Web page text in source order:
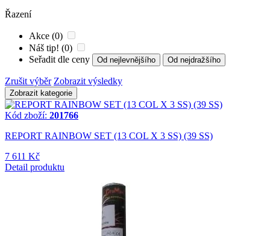
Řazení
Akce (0)
Náš tip! (0)
Seřadit dle ceny
Od nejlevnějšího Od nejdražšího
Zrušit výběr Zobrazit výsledky
Zobrazit kategorie
Kód zboží: 201766
REPORT RAINBOW SET (13 COL X 3 SS) (39 SS)
7 611 Kč
Detail produktu